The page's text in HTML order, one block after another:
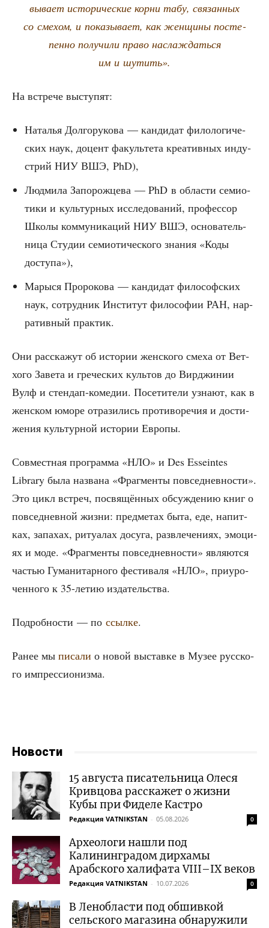
вы­ва­ет исто­ри­че­ские кор­ни табу, свя­зан­ных
со сме­хом, и пока­зы­ва­ет, как жен­щи­ны посте­
пен­но полу­чи­ли пра­во насла­ждать­ся
им и шутить».
На встре­че выступят:
Ната­лья Дол­го­ру­ко­ва — кан­ди­дат фило­ло­ги­че­
ских наук, доцент факуль­те­та кре­а­тив­ных инду­
стрий НИУ ВШЭ, PhD),
Люд­ми­ла Запо­рож­це­ва — PhD в обла­сти семи­о­
ти­ки и куль­тур­ных иссле­до­ва­ний, про­фес­сор
Шко­лы ком­му­ни­ка­ций НИУ ВШЭ, осно­ва­тель­
ни­ца Сту­дии семи­о­ти­че­ско­го зна­ния «Коды
доступа»),
Мары­ся Про­ро­ко­ва — кан­ди­дат фило­соф­ских
наук, сотруд­ник Инсти­тут фило­со­фии РАН, нар­
ра­тив­ный практик.
Они рас­ска­жут об исто­рии жен­ско­го сме­ха от Вет­
хо­го Заве­та и гре­че­ских куль­тов до Вир­джи­нии
Вулф и стен­дап-коме­дии. Посе­ти­те­ли узна­ют, как в
жен­ском юмо­ре отра­зи­лись про­ти­во­ре­чия и дости­
же­ния куль­тур­ной исто­рии Европы.
Сов­мест­ная про­грам­ма «НЛО» и Des Esseintes
Library была назва­на «Фраг­мен­ты повсе­днев­но­сти».
Это цикл встреч, посвя­щён­ных обсуж­де­нию книг о
повсе­днев­ной жиз­ни: пред­ме­тах быта, еде, напит­
ках, запа­хах, риту­а­лах досу­га, раз­вле­че­ни­ях, эмо­ци­
ях и моде. «Фраг­мен­ты повсе­днев­но­сти» явля­ют­ся
частью Гума­ни­тар­но­го фести­ва­ля «НЛО», при­уро­
чен­но­го к 35-летию издательства.
Подроб­но­сти — по ссыл­ке.
Ранее мы писа­ли о новой выстав­ке в Музее рус­ско­
го импрессионизма.
Новости
15 августа писательница Олеся
Кривцова расскажет о жизни
Кубы при Фиделе Кастро
Редакция VATNIKSTAN - 05.08.2026 0
Археологи нашли под
Калининградом дирхамы
Арабского халифата VIII–IX веков
Редакция VATNIKSTAN - 10.07.2026 0
В Ленобласти под обшивкой
сельского магазина обнаружили